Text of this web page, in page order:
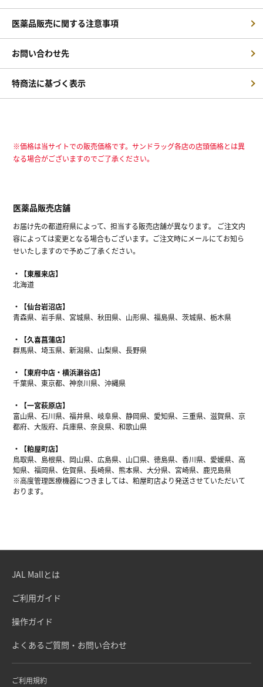
医薬品販売に関する注意事項
お問い合わせ先
特商法に基づく表示
※価格は当サイトでの販売価格です。サンドラッグ各店の店頭価格とは異
なる場合がございますのでご了承ください。
医薬品販売店舗
お届け先の都道府県によって、担当する販売店舗が異なります。 ご注文内
容によっては変更となる場合もございます。ご注文時にメールにてお知ら
せいたしますので予めご了承ください。
【東雁来店】
北海道
【仙台岩沼店】
青森県、岩手県、宮城県、秋田県、山形県、福島県、茨城県、栃木県
【久喜菖蒲店】
群馬県、埼玉県、新潟県、山梨県、長野県
【東府中店・横浜瀬谷店】
千葉県、東京都、神奈川県、沖縄県
【一宮萩原店】
富山県、石川県、福井県、岐阜県、静岡県、愛知県、三重県、滋賀県、京
都府、大阪府、兵庫県、奈良県、和歌山県
【粕屋町店】
鳥取県、島根県、岡山県、広島県、山口県、徳島県、香川県、愛媛県、高
知県、福岡県、佐賀県、長崎県、熊本県、大分県、宮崎県、鹿児島県
※高度管理医療機器につきましては、粕屋町店より発送させていただいて
おります。
JAL Mallとは
ご利用ガイド
操作ガイド
よくあるご質問・お問い合わせ
ご利用規約